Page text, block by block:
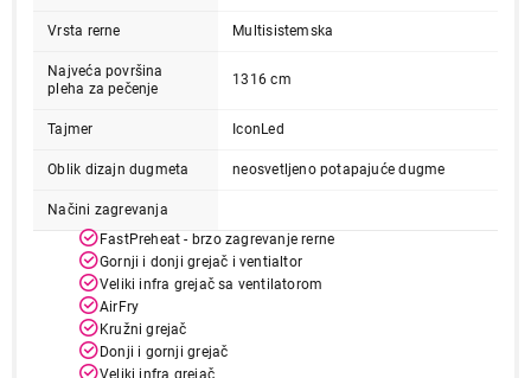
Vrsta rerne Multisistemska
Najveća površina
pleha za pečenje
1316 cm
Tajmer IconLed
Oblik dizajn dugmeta neosvetljeno potapajuće dugme
Načini zagrevanja
FastPreheat - brzo zagrevanje rerne
Gornji i donji grejač i ventialtor
Veliki infra grejač sa ventilatorom
AirFry
Kružni grejač
Donji i gornji grejač
Veliki infra grejač
79.999,00
ŠPORETI
GORENJE GEIT6C60XPG
Proizvod je dodat u korpu.
Ukupno u korpi:
Nastavi kupovinu
Završi kupovinu